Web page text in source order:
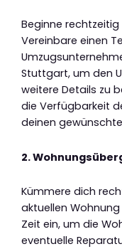
Beginne
Vereinbare einen
Stuttgart, um den
weitere Details zu
die Verfügbarkeit
deinen
2.
Kümmere dich
aktuellen
Zeit ein, um die
eventuelle